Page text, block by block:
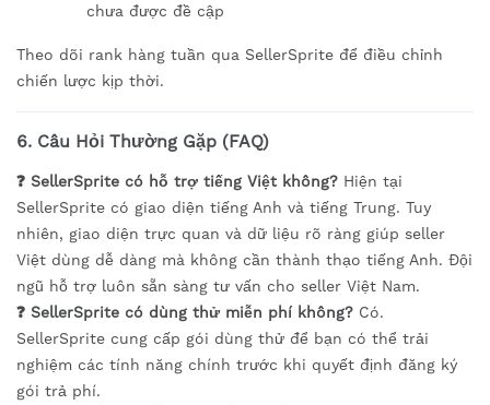
chưa được đề cập
Theo dõi rank hàng tuần qua SellerSprite để điều chỉnh
chiến lược kịp thời.
6. Câu Hỏi Thường Gặp (FAQ)
❓ SellerSprite có hỗ trợ tiếng Việt không? Hiện tại
SellerSprite có giao diện tiếng Anh và tiếng Trung. Tuy
nhiên, giao diện trực quan và dữ liệu rõ ràng giúp seller
Việt dùng dễ dàng mà không cần thành thạo tiếng Anh. Đội
ngũ hỗ trợ luôn sẵn sàng tư vấn cho seller Việt Nam.
❓ SellerSprite có dùng thử miễn phí không? Có.
SellerSprite cung cấp gói dùng thử để bạn có thể trải
nghiệm các tính năng chính trước khi quyết định đăng ký
gói trả phí.